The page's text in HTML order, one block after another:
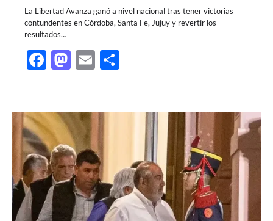
La Libertad Avanza ganó a nivel nacional tras tener victorias
contundentes en Córdoba, Santa Fe, Jujuy y revertir los
resultados…
Facebook
Mastodon
Email